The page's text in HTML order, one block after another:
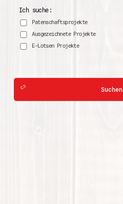
Ich suche:
Patenschaftsprojekte
Ausgezeichnete Projekte
E-Lotsen Projekte
Suchen